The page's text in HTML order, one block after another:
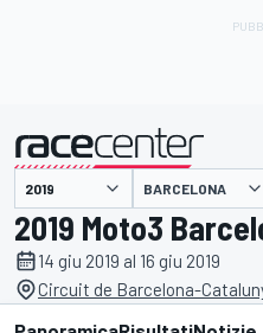
presentato da BARCELONA
2019 Moto3
14 giu 2019 al 16 giu 2019
Circuit de Barcelona-